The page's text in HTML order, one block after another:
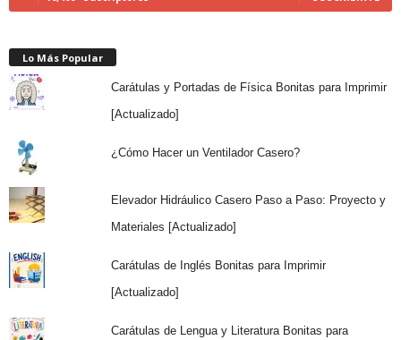
Lo Más Popular
Carátulas y Portadas de Física Bonitas para Imprimir
[Actualizado]
¿Cómo Hacer un Ventilador Casero?
Elevador Hidráulico Casero Paso a Paso: Proyecto y
Materiales [Actualizado]
Carátulas de Inglés Bonitas para Imprimir
[Actualizado]
Carátulas de Lengua y Literatura Bonitas para